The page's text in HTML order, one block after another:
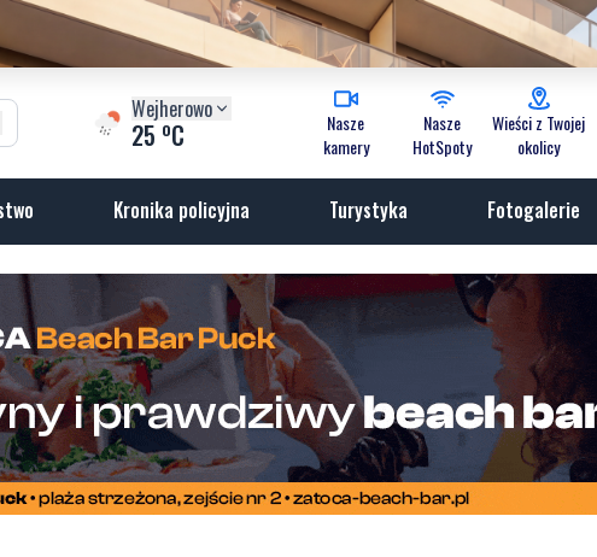
Wejherowo
25 oC
Nasze
kamery
Nasze
HotSpoty
Wieści z Twojej
okolicy
Kronika policyjna Turystyka Fotogalerie